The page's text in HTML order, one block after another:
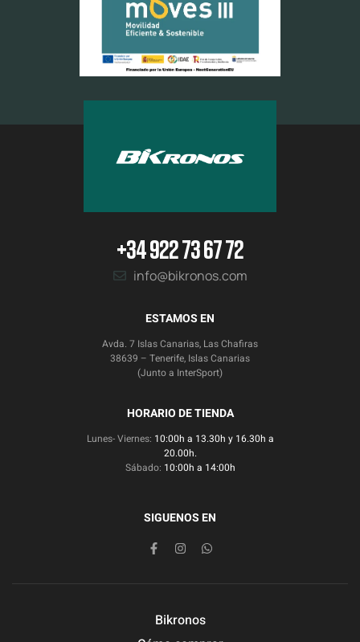
+34 922 73 67 72
info@bikronos.com
ESTAMOS EN
Avda. 7 Islas Canarias, Las Chafiras
38639 – Tenerife, Islas Canarias
(Junto a InterSport)
HORARIO DE TIENDA
Lunes- Viernes: 10:00h a 13.30h y 16.30h a
20.00h.
Sábado: 10:00h a 14:00h
SIGUENOS EN
Bikronos